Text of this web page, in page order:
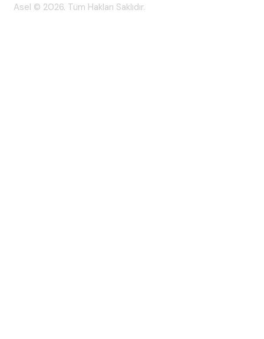
Asel © 2026. Tüm Hakları Saklıdır.